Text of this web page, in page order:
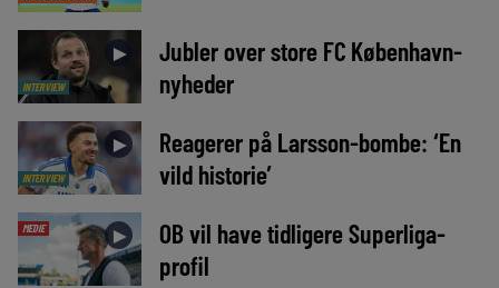
INTERVIEW
►
Jubler over store FC København-
nyheder
INTERVIEW
►
Reagerer på Larsson-bombe: ‘En
vild historie’
MEDIE ►
OB vil have tidligere Superliga-
profil